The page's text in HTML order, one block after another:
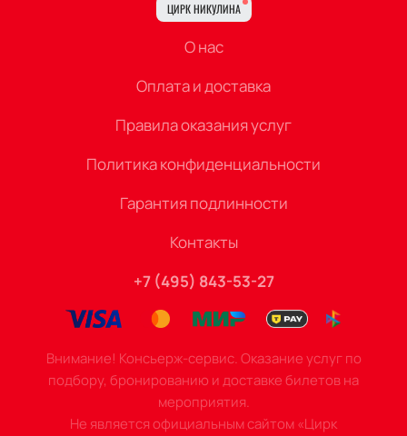
ЦИРК НИКУЛИНА
О нас
Оплата и доставка
Правила оказания услуг
Политика конфиденциальности
Гарантия подлинности
Контакты
+7 (495) 843-53-27
Внимание! Консьерж-сервис. Оказание услуг по
подбору, бронированию и доставке билетов на
мероприятия.
Не является официальным сайтом «Цирк